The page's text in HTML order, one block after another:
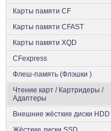
Карты памяти CF
Карты памяти CFAST
Карты памяти XQD
CFexpress
Флеш-память (Флэшки )
Чтение карт / Картридеры /
Адаптеры
Внешние жёсткие диски HDD